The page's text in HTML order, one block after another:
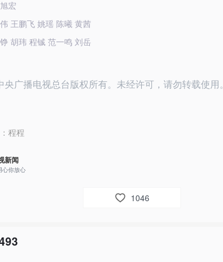
宏
王鹏飞 姚瑶 陈曦 黄茜
胡玮 程铖 范一鸣 刘岳
广播电视总台版权所有。未经许可，请勿转载使用。
程程
新闻
心你放心
1046